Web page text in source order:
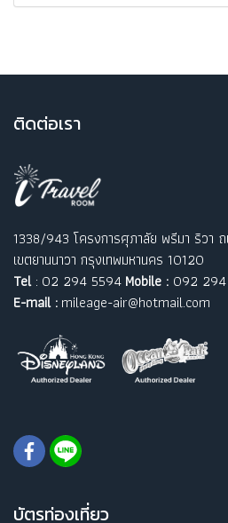
ติดต่อเรา
1338/943 โครงการศุภาลัย พรีมา ริวา
เขตยานนาวา กรุงเทพมหานคร 10120
Tel: 02 294 5594 Mobile : 092
E-mail : mileage-air@hotmail.com
บัตรท่องเที่ยว